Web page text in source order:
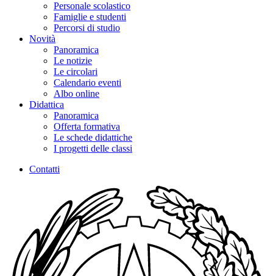
Personale scolastico
Famiglie e studenti
Percorsi di studio
Novità
Panoramica
Le notizie
Le circolari
Calendario eventi
Albo online
Didattica
Panoramica
Offerta formativa
Le schede didattiche
I progetti delle classi
Contatti